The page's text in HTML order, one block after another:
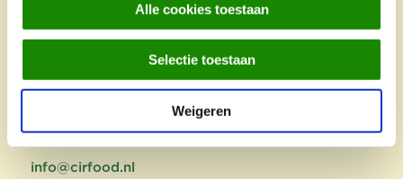
Alle cookies toestaan
Selectie toestaan
Weigeren
CIRFOOD NL
2132 JL Hoofddorp
info@cirfood.nl